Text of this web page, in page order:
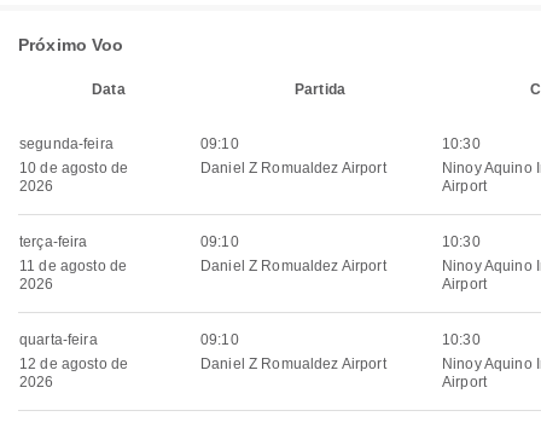
Próximo Voo
Data Partida
segunda-feira
10 de agosto de
2026
09:10
Daniel Z Romualdez Airport
10:30
Ninoy Aquino
Airport
terça-feira
11 de agosto de
2026
09:10
Daniel Z Romualdez Airport
10:30
Ninoy Aquino
Airport
quarta-feira
12 de agosto de
2026
09:10
Daniel Z Romualdez Airport
10:30
Ninoy Aquino
Airport